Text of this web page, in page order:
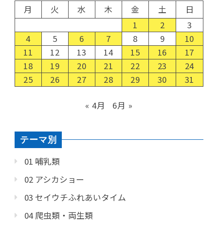
月
火 水 木 金 土
日
1
2
3
4
5 6 7 8 9
10
11
12 13 14 15 16
17
18
19 20 21 22 23
24
25
26 27 28 29 30 31
« 4月 6月 »
テーマ別
01 哺乳類
02 アシカショー
03 セイウチふれあいタイム
04 爬虫類・両生類